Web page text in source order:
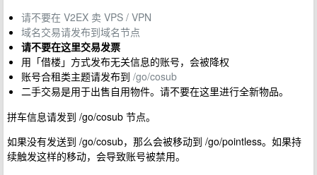
请不要在 V2EX 卖 VPS / VPN
域名交易请发布到域名节点
请不要在这里交易发票
用「借楼」方式发布无关信息的账号，会被降权
账号合租类主题请发布到 /go/cosub
二手交易是用于出售自用物件。请不要在这里进行全新物品。
拼车信息请发到 /go/cosub 节点。
如果没有发送到 /go/cosub，那么会被移动到 /go/pointless。如果持
续触发这样的移动，会导致账号被禁用。